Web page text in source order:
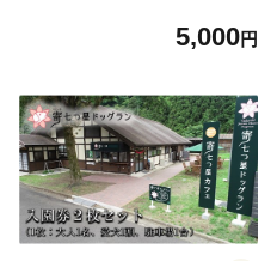
5,000円